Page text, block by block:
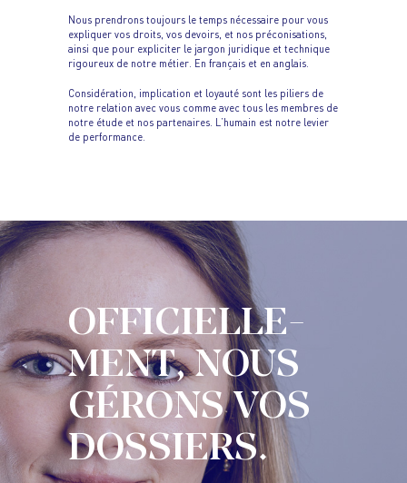
Nous prendrons toujours le temps nécessaire pour vous
expliquer vos droits, vos devoirs, et nos préconisations,
ainsi que pour expliciter le jargon juridique et technique
rigoureux de notre métier. En français et en anglais.
Considération, implication et loyauté sont les piliers de
notre relation avec vous comme avec tous les membres de
notre étude et nos partenaires. L’humain est notre levier
de performance.
OFFICIELLE-
MENT, NOUS
GÉRONS VOS
DOSSIERS.